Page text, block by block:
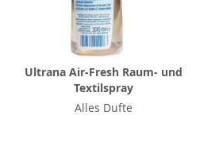
Ultrana Air-Fresh Raum- und
Textilspray
Alles Dufte